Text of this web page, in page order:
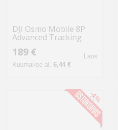
DJI Osmo Mobile 8P
Advanced Tracking
Combo stabilisaator
189 €
Kuumakse al. 6,44 €
Laos
-4%